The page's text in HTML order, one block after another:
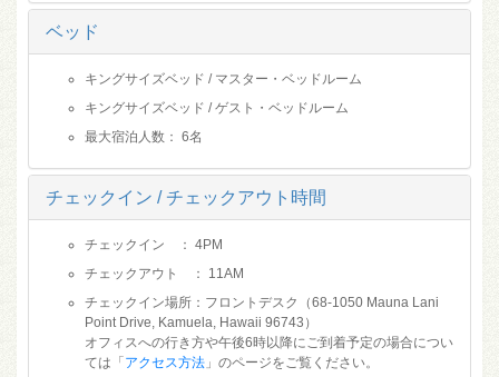
ベッド
キングサイズベッド / マスター・ベッドルーム
キングサイズベッド / ゲスト・ベッドルーム
最大宿泊人数： 6名
チェックイン / チェックアウト時間
チェックイン ： 4PM
チェックアウト ： 11AM
チェックイン場所：フロントデスク（68-1050 Mauna Lani
Point Drive, Kamuela, Hawaii 96743）
オフィスへの行き方や午後6時以降にご到着予定の場合につい
ては「アクセス方法 」のページをご覧ください。